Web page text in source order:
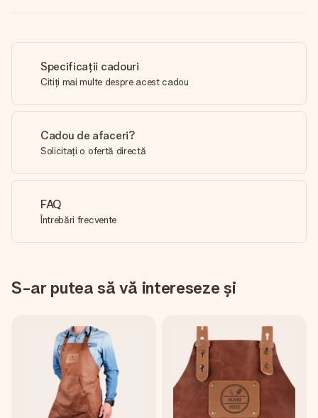
Specificații cadouri
Citiți mai multe despre acest cadou
Cadou de afaceri?
Solicitați o ofertă directă
FAQ
Întrebări frecvente
S-ar putea să vă intereseze și